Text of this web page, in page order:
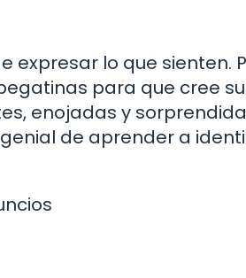
expresar lo que sienten.
para que cree
enojadas y
de aprender a